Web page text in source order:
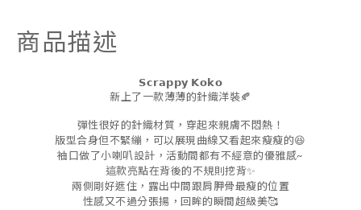
商品描述
𝗦𝗰𝗿𝗮𝗽𝗽𝘆 𝗞𝗼𝗸𝗼
新上了一款薄薄的針織洋裝🍂
彈性很好的針織材質，穿起來親膚不悶熱！
版型合身但不緊繃，可以展現曲線又看起來瘦瘦的😆
袖口做了小喇叭設計，活動間都有不經意的優雅感~
這款亮點在背後的不規則挖背✨
兩側剛好遮住，露出中間跟肩胛骨最瘦的位置
性感又不過分張揚，回眸的瞬間超級美🥰